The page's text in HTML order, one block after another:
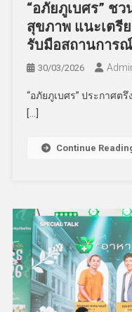
“อภัยภูเบศร” ช
สุขภาพ แนะเตรี
รับมือสถานการ
30/03/2026
“อภัยภูเบศร” ประกาศต
[…]
Continue